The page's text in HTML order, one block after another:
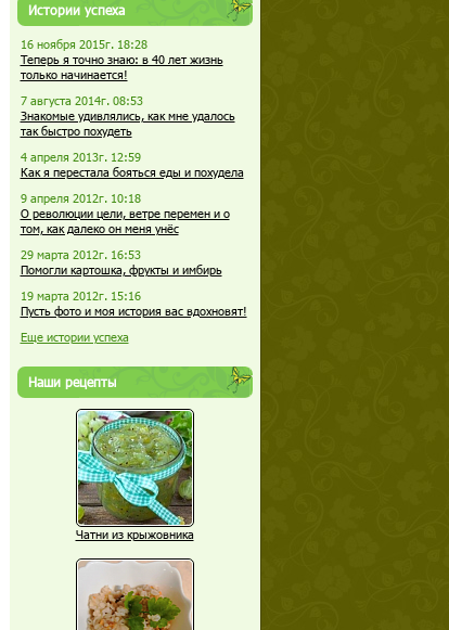
Истории успеха
16 ноября 2015г. 18:28
Теперь я точно знаю: в 40 лет жизнь
только начинается!
7 августа 2014г. 08:53
Знакомые удивлялись, как мне удалось
так быстро похудеть
4 апреля 2013г. 12:59
Как я перестала бояться еды и похудела
9 апреля 2012г. 10:18
О революции цели, ветре перемен и о
том, как далеко он меня унёс
29 марта 2012г. 16:53
Помогли картошка, фрукты и имбирь
19 марта 2012г. 15:16
Пусть фото и моя история вас вдохновят!
Еще истории успеха
Наши рецепты
Чатни из крыжовника